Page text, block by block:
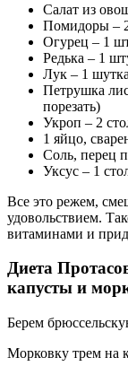
Салат из
Помидоры –
Огурец – 1
Редька – 1
Лук – 1 шутка
Петрушка
порезать)
Укроп – 2
1 яйцо,
Соль, перец
Уксус – 1
Все это режем,
удовольствием.
витаминами и
Диета
капусты и
Берем
Морковку трем на